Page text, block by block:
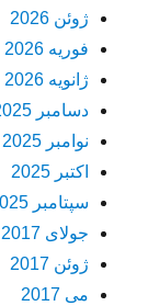
ژوئن 2026
فوریه 2026
ژانویه 2026
دسامبر 2025
نوامبر 2025
اکتبر 2025
سپتامبر 2025
جولای 2017
ژوئن 2017
می 2017